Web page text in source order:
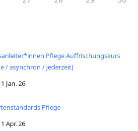
Pflege Auffrischungskurs
/ asynchron / jederzeit)
1 Jan. 26
Pflege
1 Apr. 26